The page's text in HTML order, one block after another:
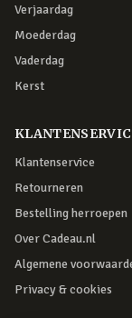
Verjaardag
Moederdag
Vaderdag
Kerst
Klantenservice
Retourneren
Bestelling herroepen
Over Cadeau.nl
Algemene
Privacy & cookies